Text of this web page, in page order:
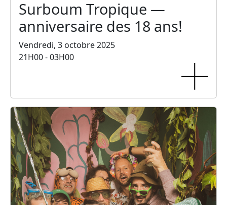
Surboum Tropique —
anniversaire des 18 ans!
Vendredi, 3 octobre 2025
21H00 - 03H00